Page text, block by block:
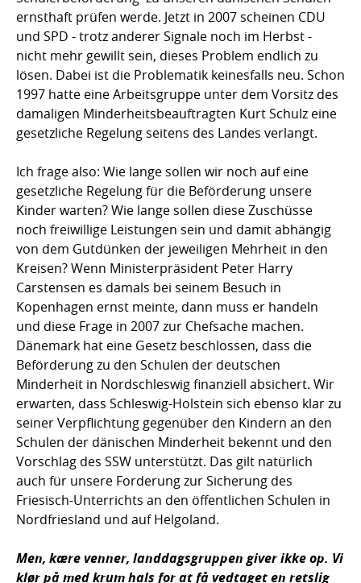
ernsthaft prüfen werde. Jetzt in 2007 scheinen CDU
und SPD - trotz anderer Signale noch im Herbst -
nicht mehr gewillt sein, dieses Problem endlich zu
lösen. Dabei ist die Problematik keinesfalls neu. Schon
1997 hatte eine Arbeitsgruppe unter dem Vorsitz des
damaligen Minderheitsbeauftragten Kurt Schulz eine
gesetzliche Regelung seitens des Landes verlangt.
Ich frage also: Wie lange sollen wir noch auf eine
gesetzliche Regelung für die Beförderung unsere
Kinder warten? Wie lange sollen diese Zuschüsse
noch freiwillige Leistungen sein und damit abhängig
von dem Gutdünken der jeweiligen Mehrheit in den
Kreisen? Wenn Ministerpräsident Peter Harry
Carstensen es damals bei seinem Besuch in
Kopenhagen ernst meinte, dann muss er handeln
und diese Frage in 2007 zur Chefsache machen.
Dänemark hat eine Gesetz beschlossen, dass die
Beförderung zu den Schulen der deutschen
Minderheit in Nordschleswig finanziell absichert. Wir
erwarten, dass Schleswig-Holstein sich ebenso klar zu
seiner Verpflichtung gegenüber den Kindern an den
Schulen der dänischen Minderheit bekennt und den
Vorschlag des SSW unterstützt. Das gilt natürlich
auch für unsere Forderung zur Sicherung des
Friesisch-Unterrichts an den öffentlichen Schulen in
Nordfriesland und auf Helgoland.
Men, kære venner, landdagsgruppen giver ikke op. Vi
klør på med krum hals for at få vedtaget en retslig